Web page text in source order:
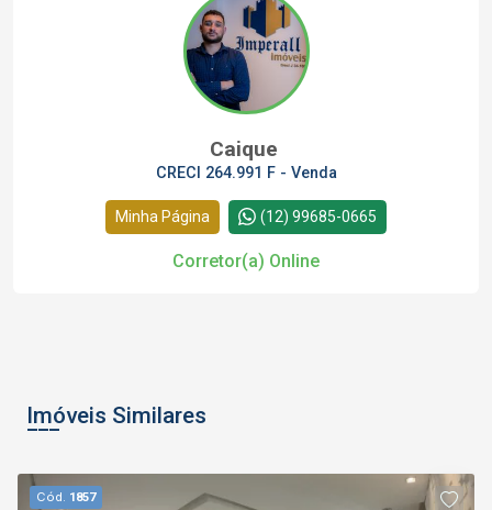
Caique
CRECI 264.991 F - Venda
Minha Página (12) 99685-0665
Corretor(a) Online
Imóveis Similares
Cód. 1857